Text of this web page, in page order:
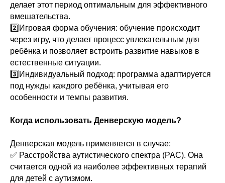
делает этот период оптимальным для эффективного
вмешательства.
2️⃣Игровая форма обучения: обучение происходит
через игру, что делает процесс увлекательным для
ребёнка и позволяет встроить развитие навыков в
естественные ситуации.
3️⃣Индивидуальный подход: программа адаптируется
под нужды каждого ребёнка, учитывая его
особенности и темпы развития.
Когда использовать Денверскую модель?
Денверская модель применяется в случае:
✅️ Расстройства аутистического спектра (РАС). Она
считается одной из наиболее эффективных терапий
для детей с аутизмом.